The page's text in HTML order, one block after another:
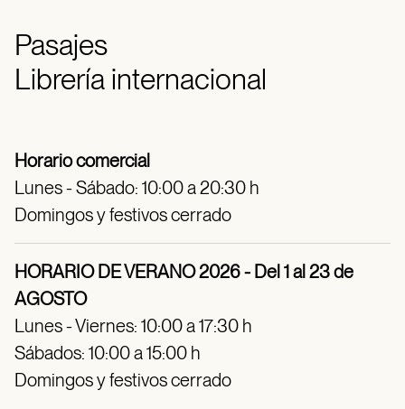
Pasajes
Librería internacional
Horario comercial
Lunes - Sábado: 10:00 a 20:30 h
Domingos y festivos cerrado
HORARIO DE VERANO 2026 - Del 1 al 23 de
AGOSTO
Lunes - Viernes: 10:00 a 17:30 h
Sábados: 10:00 a 15:00 h
Domingos y festivos cerrado